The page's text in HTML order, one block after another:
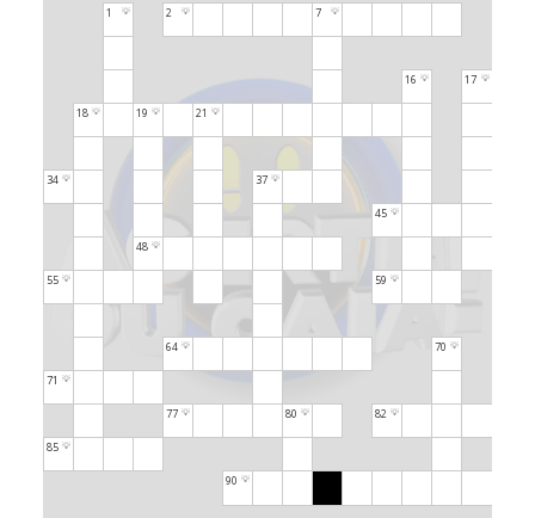
1 💡 2 💡 7 💡
16 💡 17 💡
18 💡 19 💡 21 💡
34 💡 37 💡
45 💡
48 💡
55 💡 59 💡
64 💡 70 💡
71 💡
77 💡 80 💡 82 💡
85 💡
90 💡